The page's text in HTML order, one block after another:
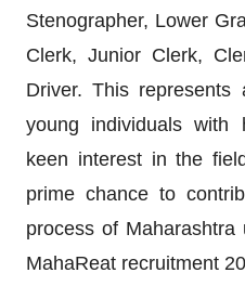
Stenographer, Lower
Clerk, Junior Clerk,
Driver. This represents
young individuals with
keen interest in the
prime chance to
process of
MahaReat recruitment